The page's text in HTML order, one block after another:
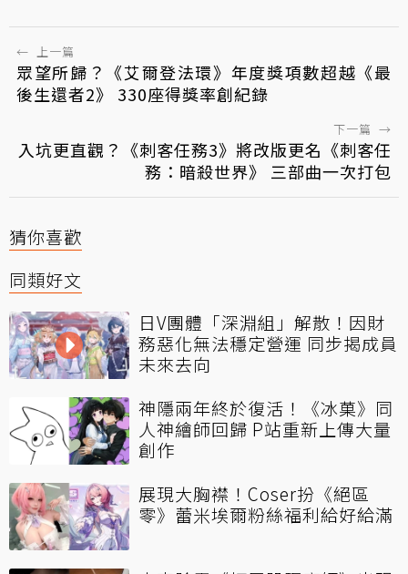
← 上一篇
眾望所歸？《艾爾登法環》年度獎項數超越《最
後生還者2》 330座得獎率創紀錄
下一篇 →
入坑更直觀？《刺客任務3》將改版更名《刺客任
務：暗殺世界》 三部曲一次打包
猜你喜歡
同類好文
日V團體「深淵組」解散！因財
務惡化無法穩定營運 同步揭成員
未來去向
神隱兩年終於復活！《冰菓》同
人神繪師回歸 P站重新上傳大量
創作
展現大胸襟！Coser扮《絕區
零》蕾米埃爾粉絲福利給好給滿